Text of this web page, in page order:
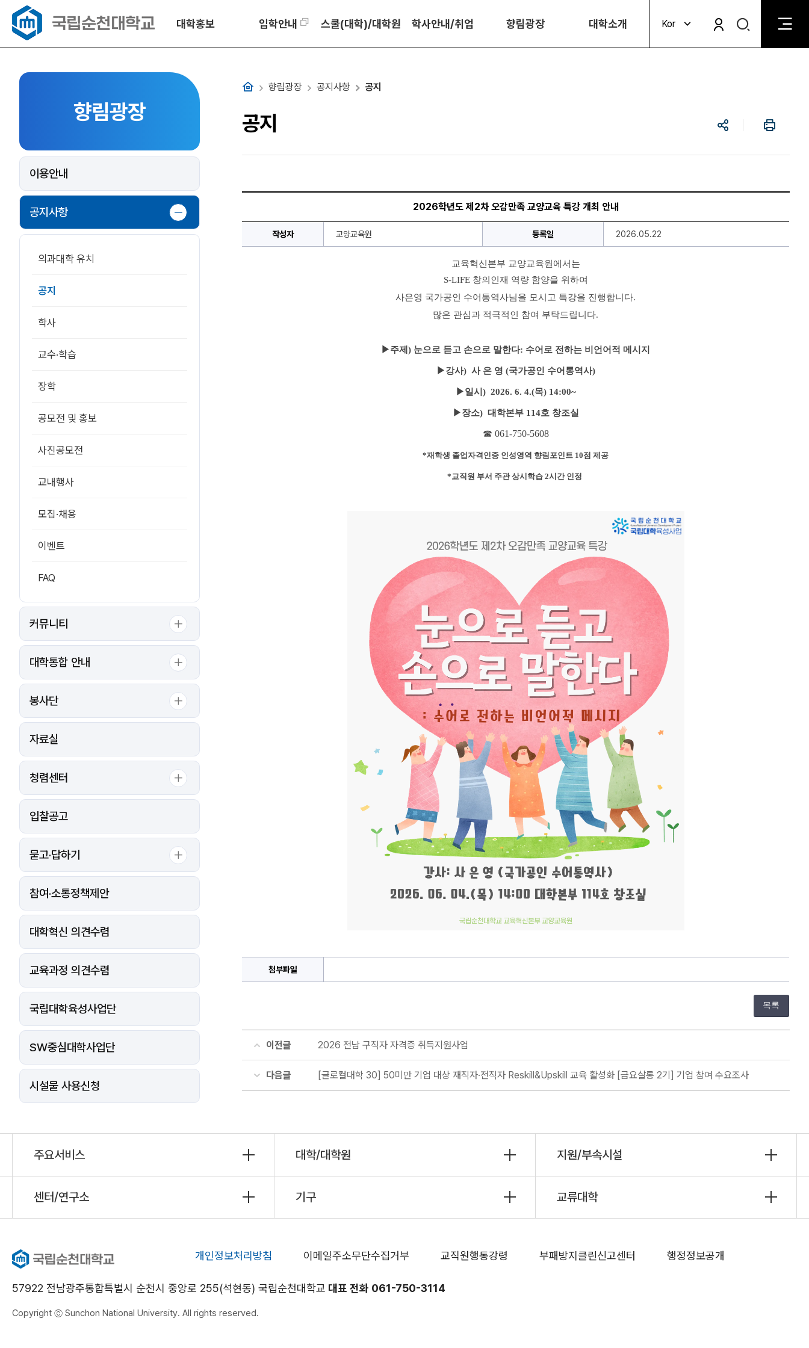
대학홍보 입학안내 스쿨(대학)/대학원 학사안내/취업 향림광장 대학소개 Kor
검
비
향림광장
이용안내
공지사항
의과대학 유치
공지
학사
교수·학습
장학
공모전 및 홍보
사진공모전
교내행사
모집·채용
이벤트
FAQ
커뮤니티
대학통합 안내
봉사단
자료실
청렴센터
입찰공고
묻고·답하기
참여·소통정책제안
대학혁신 의견수렴
교육과정 의견수렴
국립대학육성사업단
SW중심대학사업단
시설물 사용신청
홈 향림광장 공지사항 공지
공지
공
인
쇄
도
차
2026학년도 제2차 오감만족 교양교육 특강 개최 안내
작성자 교양교육원 등록일 2026.05.22
교육혁신본부 교양교육원에서는
S-LIFE 창의인재 역량 함양을 위하여
사은영 국가공인 수어통역사님을 모시고 특강을 진행합니다.
많은 관심과 적극적인 참여 부탁드립니다.
▶주제) 눈으로 듣고 손으로 말한다: 수어로 전하는 비언어적 메시지
▶강사)  사 은 영 (국가공인 수어통역사)
▶일시)  2026. 6. 4.(목) 14:00~
▶장소)  대학본부 114호 창조실
☎ 061-750-5608
*재학생 졸업자격인증 인성영역 향림포인트 10점 제공
*교직원 부서 주관 상시학습 2시간 인정
첨부파일
목록
이전글 2026 전남 구직자 자격증 취득지원사업
다음글 [글로컬대학 30] 50미만 기업 대상 재직자·전직자 Reskill&Upskill 교육 활성화 [금요살롱 2기] 기업 참여 수요조사
주요서비스 대학/대학원 지원/부속시설
센터/연구소 기구 교류대학
개인정보처리방침 이메일주소무단수집거부 교직원행동강령 부패방지클린신고센터 행정정보공개
57922 전남광주통합특별시 순천시 중앙로 255(석현동) 국립순천대학교 대표 전화 061-750-3114
Copyright ⓒ Sunchon National University. All rights reserved.